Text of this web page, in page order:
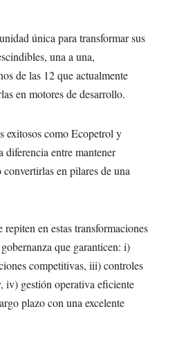
única para transformar sus
una a una,
de las 12 que actualmente
en motores de desarrollo.
exitosos como Ecopetrol y
diferencia entre mantener
en pilares de una
en estas transformaciones
que garanticen: i)
competitivas, iii) controles
iv) gestión operativa eficiente
plazo con una excelente